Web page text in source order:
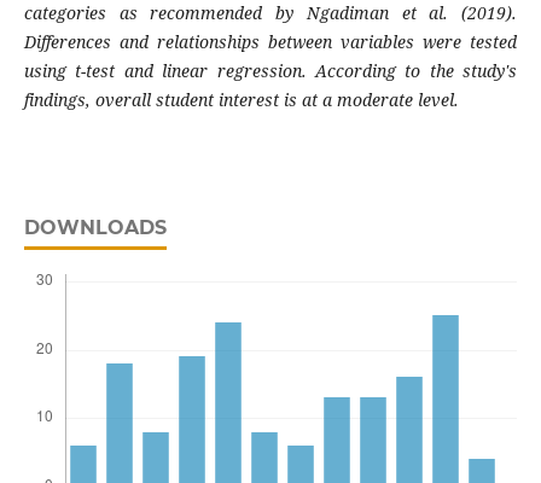
categories as recommended by Ngadiman et al. (2019).
Differences and relationships between variables were tested
using t-test and linear regression. According to the study's
findings, overall student interest is at a moderate level.
DOWNLOADS